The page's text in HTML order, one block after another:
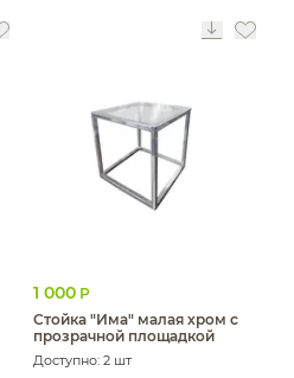
1 000 Р
Стойка "Има" малая хром с
прозрачной площадкой
Доступно: 2 шт